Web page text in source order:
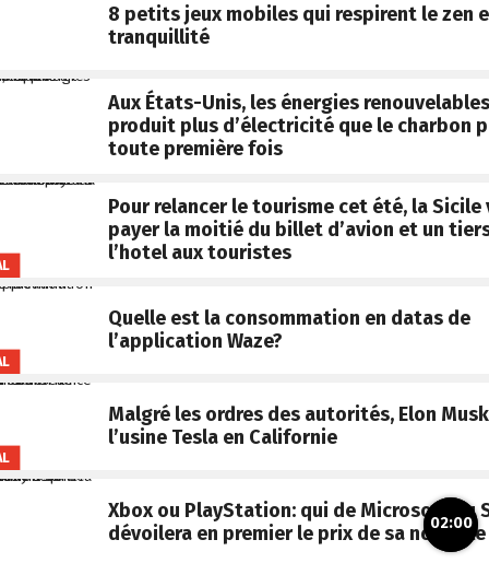
8 petits jeux mobiles qui respirent le zen
tranquillité
Aux États-Unis, les énergies
produit plus d’électricité que le charbon
toute première fois
Pour relancer le tourisme cet été, la Sicile
payer la moitié du billet d’avion et un
l’hotel aux touristes
Quelle est la consommation en datas de
l’application Waze?
Malgré les ordres des autorités, Elon
l’usine Tesla en Californie
Xbox ou PlayStation: qui de Microsoft ou
dévoilera en premier le prix de sa
02:00